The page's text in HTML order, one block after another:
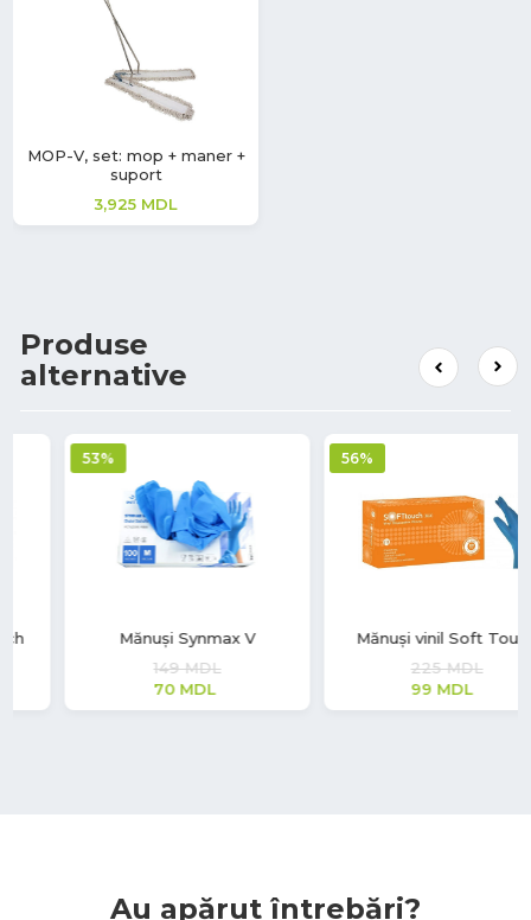
MOP-V, set: mop + maner +
suport
3,925 MDL
Produse
alternative
Mănuși vinil Soft Touch
MDL
MDL
Masca medicala de
MDL
Au apărut întrebări?